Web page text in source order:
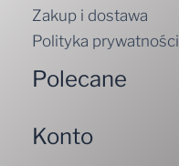
Zakup i dostawa
Polityka prywatności
Polecane
Konto